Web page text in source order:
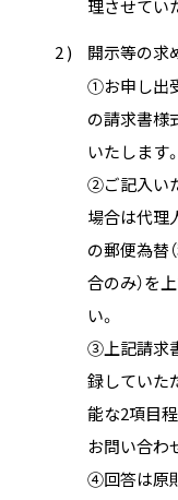
理させてい
2 )
開示等の求
①お申し出
の請求書様
いたします。
②ご記入い
場合は代理
の郵便為替
合のみ）を
い。
③上記請求
録していた
能な2項目程
お問い合わ
④回答は原